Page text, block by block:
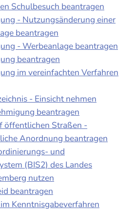
Schulbesuch beantragen
- Nutzungsänderung einer
beantragen
- Werbeanlage beantragen
beantragen
im vereinfachten Verfahren
- Einsicht nehmen
beantragen
öffentlichen Straßen -
Anordnung beantragen
und
(BIS2) des Landes
nutzen
beantragen
Kenntnisgabeverfahren